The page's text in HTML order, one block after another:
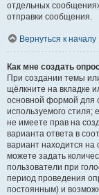
отдельных
отправки сообщения.
Вернуться к началу
Как мне создать
При создании темы
щёлкните на вкладке
основной формой для
используемого стиля;
не имеете прав на
варианта ответа в
вариант находится на
можете задать
пользователи при
период проведения
постоянным) и